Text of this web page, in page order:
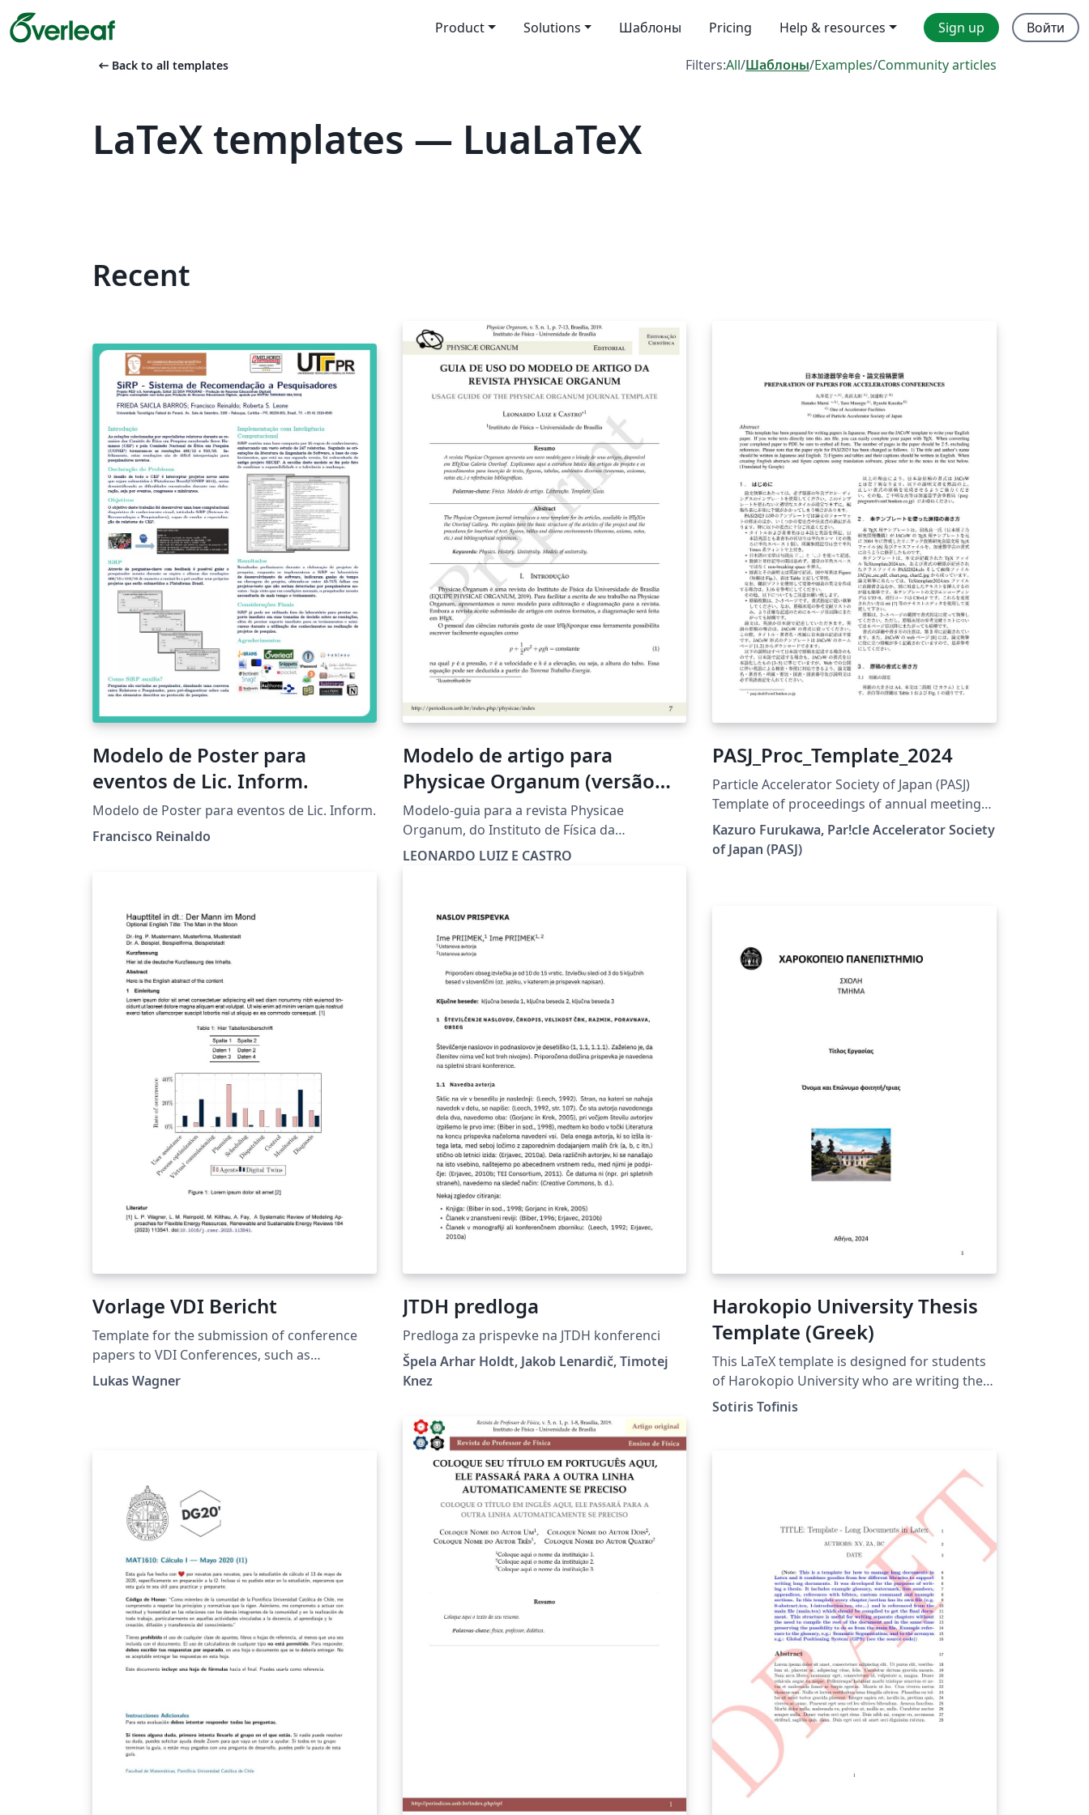
Product Solutions Шаблоны Pricing Help & resources Sign up Войти
arrow_left_alt Back to all templates Filters:All/Шаблоны/Examples/Community articles
LaTeX templates — LuaLaTeX
Recent
Modelo de Poster para
eventos de Lic. Inform.
Modelo de Poster para eventos de Lic. Inform.
Francisco Reinaldo
Modelo de artigo para
Physicae Organum (versão
guia)
Modelo-guia para a revista Physicae
Organum, do Instituto de Física da
Universidade de Brasília (UnB).
LEONARDO LUIZ E CASTRO
PASJ_Proc_Template_2024
Particle Accelerator Society of Japan (PASJ)
Template of proceedings of annual meeting
of PASJ, 2024 version Please choose "LaTeX"
engine for upLaTeX processing, or choose
"LuaLaTeX" engine for LuaLaTeX processing.
は LuaLaTeX でコンパイルすることが できま
Japan. All Rights Reserved. Kazuro Furukawa
Kazuro Furukawa, Par!cle Accelerator Society
of Japan (PASJ)
Vorlage VDI Bericht
Template for the submission of conference
papers to VDI Conferences, such as
Automation. Compile with LuaLaTeX.
Langersehnte LaTeX-Vorlage für VDI
Rückfragen gerne an mich.
Lukas Wagner
JTDH predloga
Predloga za prispevke na JTDH konferenci
Špela Arhar Holdt, Jakob Lenardič, Timotej
Knez
Harokopio University Thesis
Template (Greek)
This LaTeX template is designed for students
of Harokopio University who are writing their
thesis. (HUA Athens, Greece)
Sotiris Tofinis